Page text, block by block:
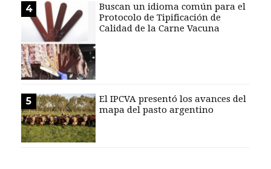
4
Buscan un idioma común para el
Protocolo de Tipificación de
Calidad de la Carne Vacuna
5
El IPCVA presentó los avances del
mapa del pasto argentino